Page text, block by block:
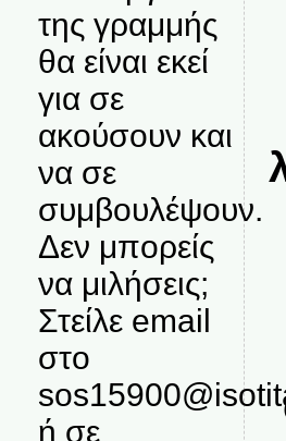
της γραμμής
θα είναι εκεί
για σε
ακούσουν και
να σε
συμβουλέψουν.
Δεν μπορείς
να μιλήσεις;
Στείλε email
στο
ή σε